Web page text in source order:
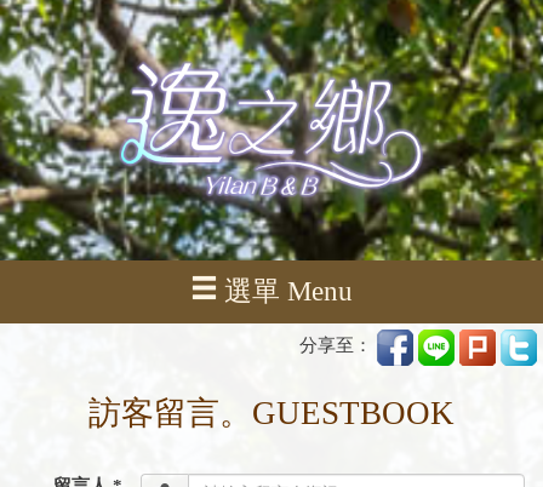
選單 Menu
分享至：
訪客留言。GUESTBOOK